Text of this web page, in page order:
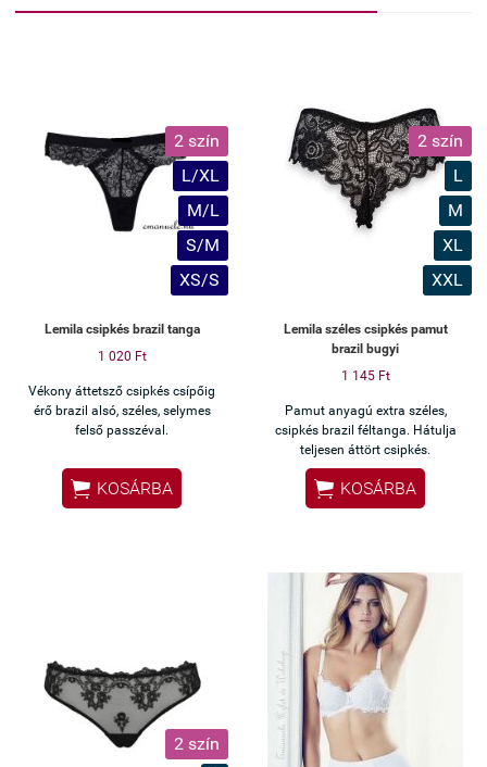
2 szín
L/XL
M/L
S/M
XS/S
Lemila csipkés brazil tanga
1 020 Ft
Vékony áttetsző csipkés csípőig
érő brazil alsó, széles, selymes
felső passzéval.
 KOSÁRBA
2 szín
L
M
XL
XXL
Lemila széles csipkés pamut
brazil bugyi
1 145 Ft
Pamut anyagú extra széles,
csipkés brazil féltanga. Hátulja
teljesen áttört csipkés.
 KOSÁRBA
2 szín